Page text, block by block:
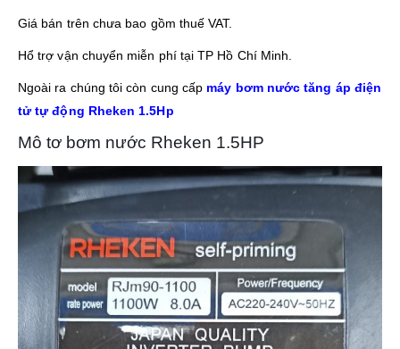
Giá bán trên chưa bao gồm thuế VAT.
Hổ trợ vận chuyển miễn phí tại TP Hồ Chí Minh.
Ngoài ra chúng tôi còn cung cấp máy bơm nước tăng áp điện
tử tự động Rheken 1.5Hp
Mô tơ bơm nước Rheken 1.5HP